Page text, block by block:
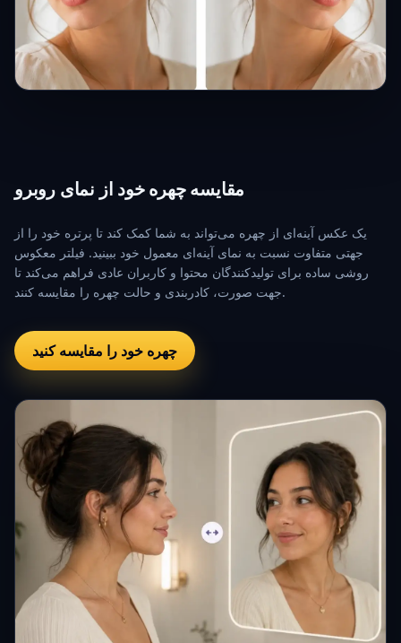
مقایسه چهره خود از نمای روبرو
یک عکس آینه‌ای از چهره می‌تواند به شما کمک کند تا پرتره خود را از
جهتی متفاوت نسبت به نمای آینه‌ای معمول خود ببینید. فیلتر معکوس
روشی ساده برای تولیدکنندگان محتوا و کاربران عادی فراهم می‌کند تا
جهت صورت، کادربندی و حالت چهره را مقایسه کنند.
چهره خود را مقایسه کنید